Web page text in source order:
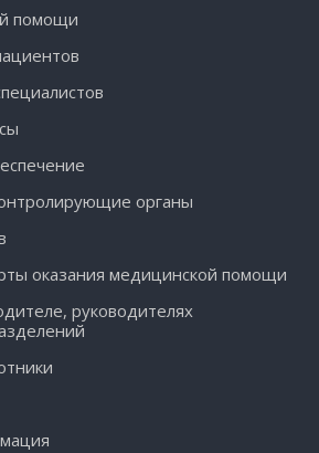
помощи
органы
оказания медицинской помощи
руководителях